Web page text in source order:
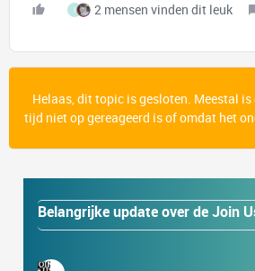
I 2 mensen vinden dit leuk
Helaas, dit topic is gesloten. Meestal
tijd niet op gereageerd is of omdat het
Belangrijke update over de Join